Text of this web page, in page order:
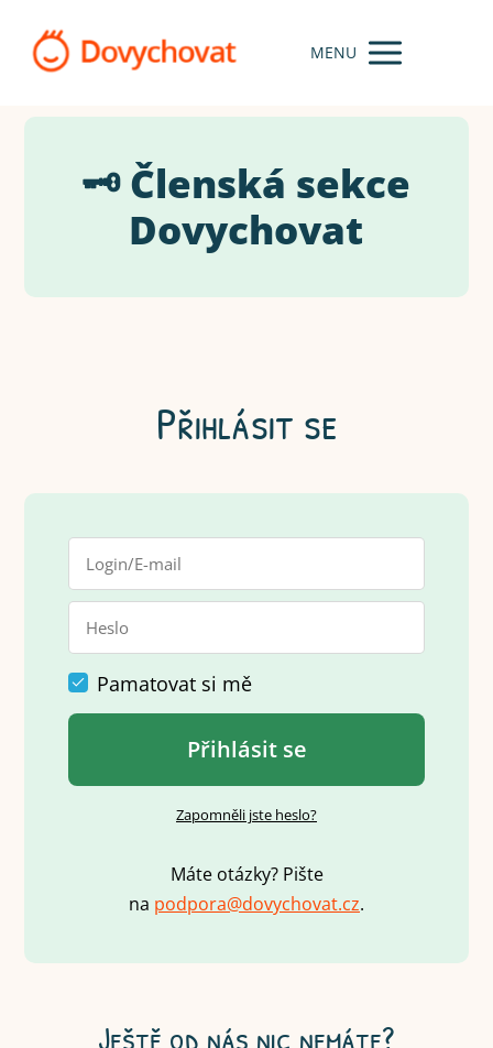
MENU
🗝️ Členská sekce
Dovychovat
Přihlásit se
Pamatovat si mě
Přihlásit se
Zapomněli jste heslo?
Máte otázky? Pište
na podpora@dovychovat.cz.
Ještě od nás nic nemáte?